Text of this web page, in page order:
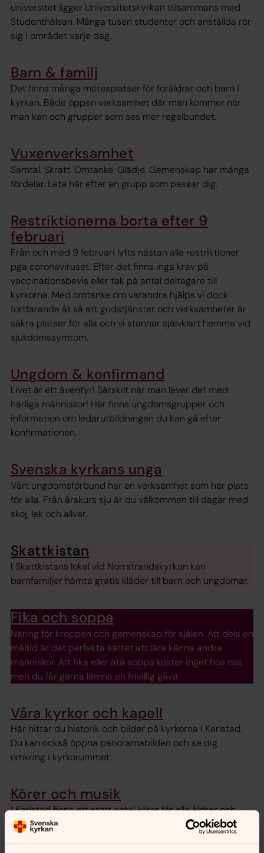
universitet ligger Universitetskyrkan tillsammans med
Studenthälsan. Många tusen studenter och anställda rör
sig i området varje dag.
Barn & familj
Det finns många mötesplatser för föräldrar och barn i
kyrkan. Både öppen verksamhet där man kommer när
man kan och grupper som ses mer regelbundet.
Vuxenverksamhet
Samtal. Skratt. Omtanke. Glädje. Gemenskap har många
fördelar. Leta här efter en grupp som passar dig.
Restriktionerna borta efter 9
februari
Från och med 9 februari lyfts nästan alla restriktioner
pga coronaviruset. Efter det finns inga krav på
vaccinationsbevis eller tak på antal deltagare till
kyrkorna. Med omtanke om varandra hjälps vi dock
fortfarande åt så att gudstjänster och verksamheter är
säkra platser för alla och vi stannar självklart hemma vid
sjukdomssymtom.
Ungdom & konfirmand
Livet är ett äventyr! Särskilt när man lever det med
härliga människor! Här finns ungdomsgrupper och
information om ledarutbildningen du kan gå efter
konfirmationen.
Svenska kyrkans unga
Vårt ungdomsförbund har en verksamhet som har plats
för alla. Från årskurs sju är du välkommen till dagar med
skoj, lek och allvar.
Skattkistan
I Skattkistans lokal vid Norrstrandskyrkan kan
barnfamiljer hämta gratis kläder till barn och ungdomar.
Fika och soppa
Näring för kroppen och gemenskap för själen. Att dela en
måltid är det perfekta sättet att lära känna andra
människor. Att fika eller äta soppa kostar inget hos oss
men du får gärna lämna en frivillig gåva.
Våra kyrkor och kapell
Här hittar du historik och bilder på kyrkorna i Karlstad.
Du kan också öppna panoramabilden och se dig
omkring i kyrkorummet.
Körer och musik
I Karlstad finns ett stort antal körer för alla åldrar och
olika musiksmaker. Ta kontakt med körledaren så får du